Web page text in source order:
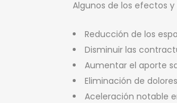
Algunos de los efectos
Reducción de los
Disminuir las
Aumentar el aporte
Eliminación de
Aceleración notable